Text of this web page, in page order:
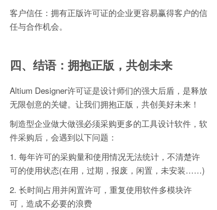
客户信任：拥有正版许可证的企业更容易赢得客户的信
任与合作机会。
四、结语：拥抱正版，共创未来
Altium Designer许可证是设计师们的强大后盾，是释放
无限创意的关键。让我们拥抱正版，共创美好未来！
制造型企业做大做强必须采购更多的工具设计软件，软
件采购后，会遇到以下问题：
1. 每年许可的采购量和使用情况无法统计，不清楚许
可的使用状态(在用，过期，报废，闲置，未安装……)
2. 长时间占用并闲置许可，重复使用软件多模块许
可，造成不必要的浪费